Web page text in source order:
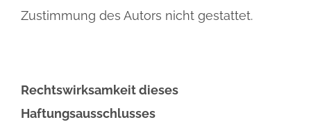
Zustimmung des Autors nicht gestattet.
Rechtswirksamkeit dieses
Haftungsausschlusses